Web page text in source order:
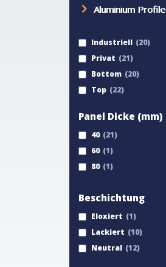
Aluminium Profile
Industriell
Privat
Bottom
Top
Panel Dicke (mm)
40
60
80
Beschichtung
Eloxiert
Lackiert
Neutral